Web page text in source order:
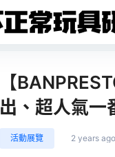
【
出、超人氣一
活動展覽 2 years ago